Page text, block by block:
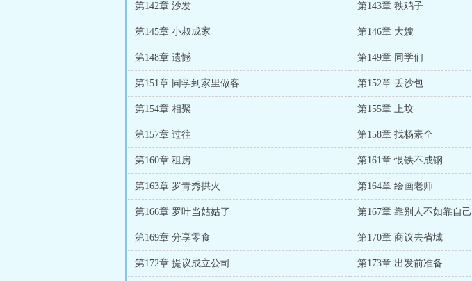
第142章 沙发 第143章 秧鸡子
第145章 小叔成家 第146章 大嫂
第148章 遗憾 第149章 同学们
第151章 同学到家里做客 第152章 丢沙包
第154章 相聚 第155章 上坟
第157章 过往 第158章 找杨素全
第160章 租房 第161章 恨铁不成钢
第163章 罗青秀拱火 第164章 绘画老师
第166章 罗叶当姑姑了 第167章 靠别人不如靠自己
第169章 分享零食 第170章 商议去省城
第172章 提议成立公司 第173章 出发前准备